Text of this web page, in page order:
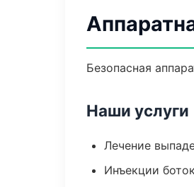
Безопасная
Наши услуги
Лечение
Инъекции